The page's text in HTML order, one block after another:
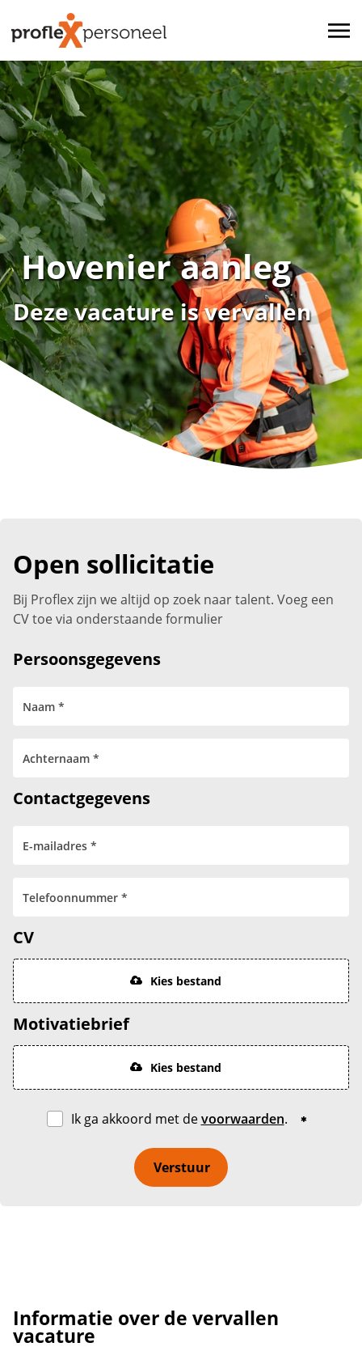
Hovenier aanleg
Deze vacature is vervallen
Open sollicitatie
Bij Proflex zijn we altijd op zoek naar talent. Voeg een
CV toe via onderstaande formulier
Persoonsgegevens
Contactgegevens
CV
Kies bestand
Motivatiebrief
Kies bestand
Ik ga akkoord met devoorwaarden.
Verstuur
Informatie over de vervallen
vacature